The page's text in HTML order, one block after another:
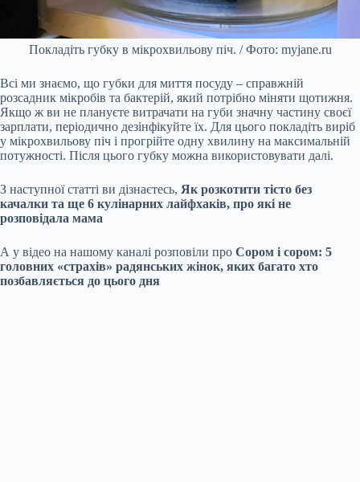
Покладіть губку в мікрохвильову піч. / Фото: myjane.ru
Всі ми знаємо, що губки для миття посуду – справжній
розсадник мікробів та бактерій, який потрібно міняти щотижня.
Якщо ж ви не плануєте витрачати на губи значну частину своєї
зарплати, періодично дезінфікуйте їх. Для цього покладіть виріб
у мікрохвильову піч і прогрійте одну хвилину на максимальній
потужності. Після цього губку можна використовувати далі.
З наступної статті ви дізнаєтесь, Як розкотити тісто без
качалки та ще 6 кулінарних лайфхаків, про які не
розповідала мама
А у відео на нашому каналі розповіли про Сором і сором: 5
головних «страхів» радянських жінок, яких багато хто
позбавляється до цього дня